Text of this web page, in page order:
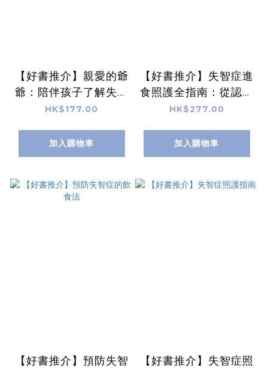
【好書推介】親愛的爺
爺：陪伴孩子了解失智
症
HK$177.00
加入購物車
【好書推介】失智症進
食照護全指南：從認知
困難到吞嚥困難，直到
進食的指引
HK$277.00
加入購物車
【好書推介】預防失智
【好書推介】失智症照